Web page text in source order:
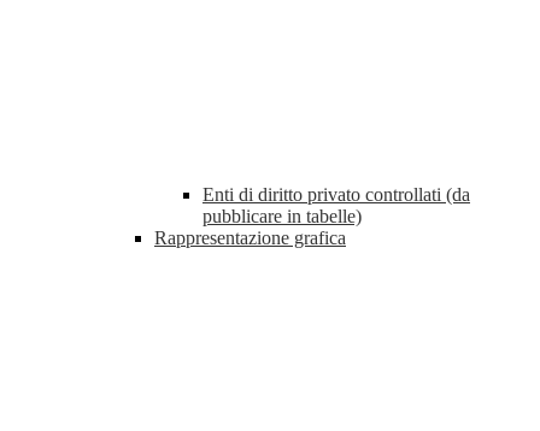
Enti di diritto privato controllati (da
pubblicare in tabelle)
Rappresentazione grafica